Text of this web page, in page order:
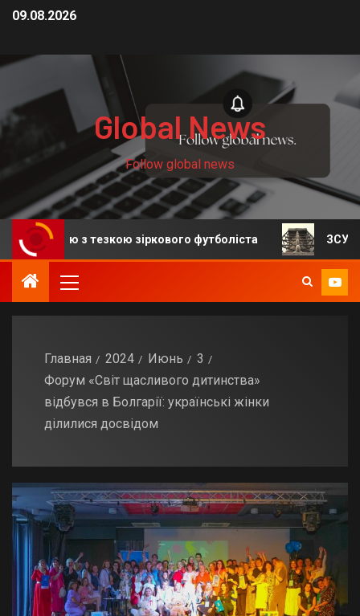
09.08.2026
Global News
Follow global news
з тезкою зіркового футболіста ЗСУ: Росія
Главная 2024 Июнь
3
Форум «Світ щасливого дитинства»
відбувся в Болгарії: українські жінки
ділилися досвідом